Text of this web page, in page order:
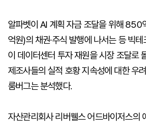
알파벳이 AI 계획 자금 조달을 위해
억원)의 채권·주식 발행에 나서는 등 빅
이 데이터센터 투자 재원을 시장 조달로
제조사들의 실적 호황 지속성에 대한 우
룸버그는 분석했다.
자산관리회사 리버웰스 어드바이저스의